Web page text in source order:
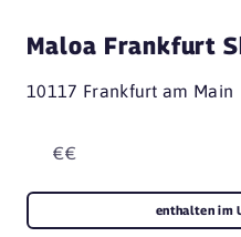
Maloa Frankfurt
10117 Frankfurt am Main
€€
enthalten im